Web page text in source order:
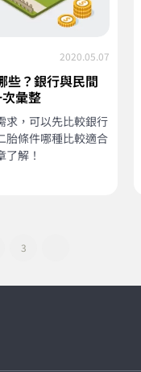
2020.05.07
些？銀行與民間
彙整
求，可以先比較銀行
胎條件哪種比較適合
了解！
3